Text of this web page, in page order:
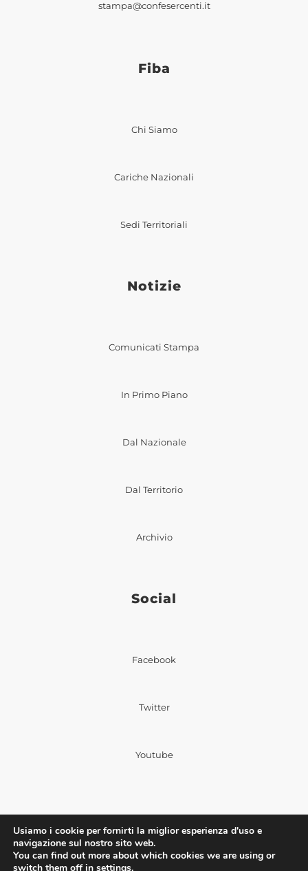
stampa@confesercenti.it
Fiba
Chi Siamo
Cariche Nazionali
Sedi Territoriali
Notizie
Comunicati Stampa
In Primo Piano
Dal Nazionale
Dal Territorio
Archivio
Social
Facebook
Twitter
Youtube
©2023 Fiba | Ufficio stampa: Via Nazionale, 60
00184 Roma |Privacy Policy|Cookie Policy
Usiamo i cookie per fornirti la miglior esperienza d'uso e
navigazione sul nostro sito web.
You can find out more about which cookies we are using or
switch them off in settings.